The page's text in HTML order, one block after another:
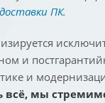
доставки ПК.
и
и
всё, мы